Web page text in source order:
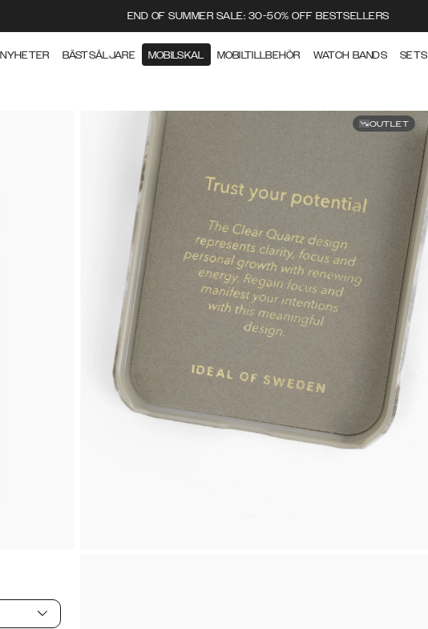
END OF SUMMER SALE: 30-50% OFF BESTSELLERS
NYHETER BÄSTSÄLJARE MOBILSKAL MOBILTILLBEHÖR WATCH BANDS SETS
OUTLET